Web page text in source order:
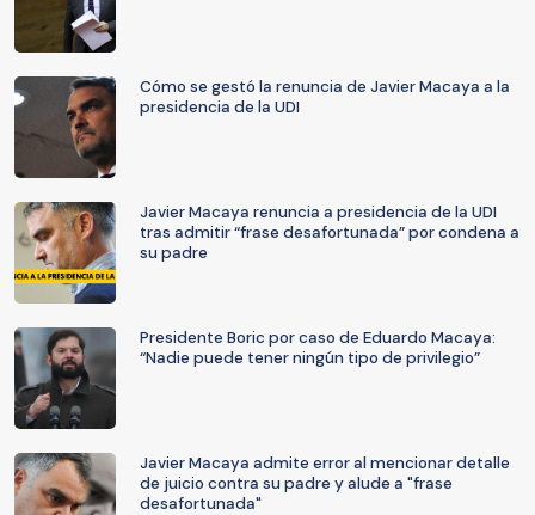
Cómo se gestó la renuncia de Javier Macaya a la
presidencia de la UDI
Javier Macaya renuncia a presidencia de la UDI
tras admitir “frase desafortunada” por condena a
su padre
Presidente Boric por caso de Eduardo Macaya:
“Nadie puede tener ningún tipo de privilegio”
Javier Macaya admite error al mencionar detalle
de juicio contra su padre y alude a "frase
desafortunada"